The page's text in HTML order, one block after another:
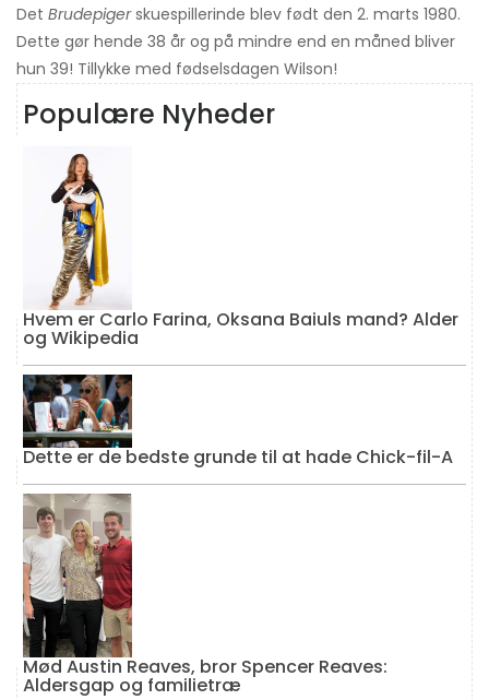
Det Brudepigerskuespillerinde blev født den 2. marts 1980.
Dette gør hende 38 år og på mindre end en måned bliver
hun 39! Tillykke med fødselsdagen Wilson!
Populære Nyheder
Hvem er Carlo Farina, Oksana Baiuls mand? Alder
og Wikipedia
Dette er de bedste grunde til at hade Chick-fil-A
Mød Austin Reaves, bror Spencer Reaves:
Aldersgap og familietræ